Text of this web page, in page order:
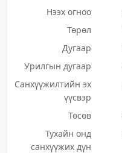
Нээх огноо
Төрөл
Дугаар
Урилгын дугаар
Санхүүжилтийн эх
үүсвэр
Төсөв
Тухайн онд
санхүүжих дүн